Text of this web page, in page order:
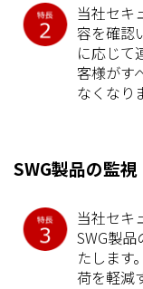
当社セキ
容を確認
に応じて
客様がす
なくなり
SWG製品の監
当社セキ
SWG製
たします
荷を軽減